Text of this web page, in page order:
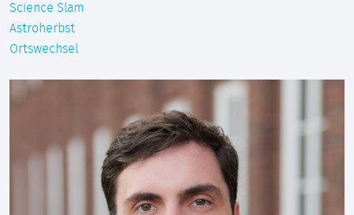
Science Slam
Astroherbst
Ortswechsel